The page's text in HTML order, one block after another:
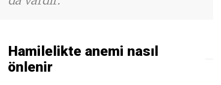
Hamilelikte anemi nasıl
önlenir